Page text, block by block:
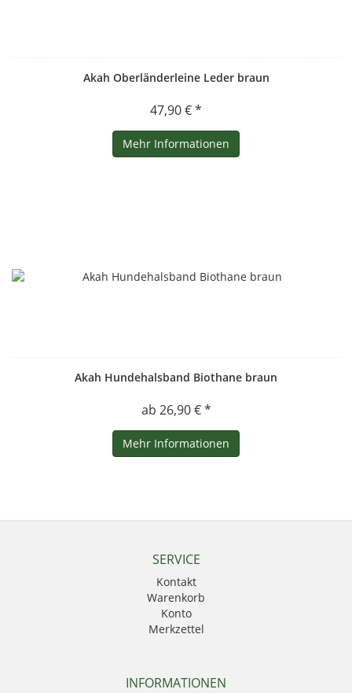
Akah Oberländerleine Leder braun
47,90 € *
Mehr Informationen
Akah Hundehalsband Biothane braun
ab 26,90 € *
Mehr Informationen
SERVICE
Kontakt
Warenkorb
Konto
Merkzettel
INFORMATIONEN